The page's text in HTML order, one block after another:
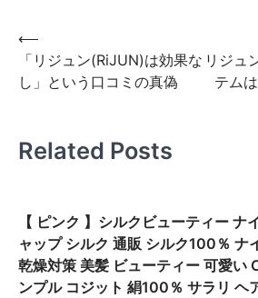
投
稿
ナ
ゲ
シ
ョ
ン
⟵
「リジュン(RiJUN)は効果な
し」という口コミの真偽
リジュ
テム
Related Posts
【 ピンク 】シルクビューティー ナ
ャップ シルク 通販 シルク100％ ナ
乾燥対策 美髪 ビューティー 可愛い
ンプル コジット 絹100％ サラリ ヘ